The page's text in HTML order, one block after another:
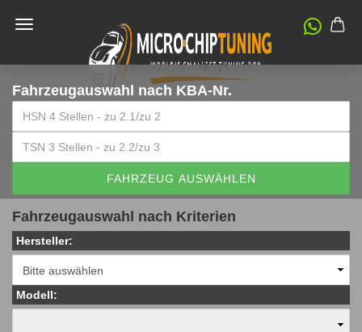
Fahrzeugauswahl nach KBA-Nr.
FAHRZEUG AUSWÄHLEN
Fahrzeugauswahl nach Kriterien
Hersteller:
Modell: